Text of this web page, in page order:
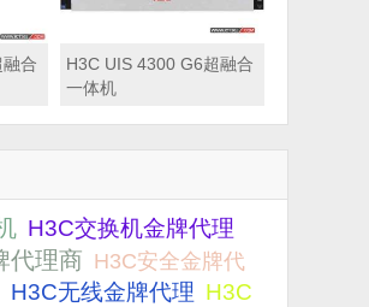
合
H3C UIS 4300 G6超融合
一体机
H3C交换机金牌代理
代理商 H3C安全金牌代
H3C无线金牌代理 H3C